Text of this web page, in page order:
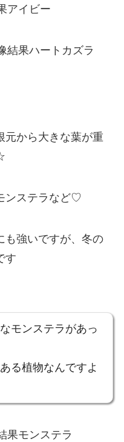
アイビー
ハートカズラ
元から大きな葉が重
ンステラなど♡
も強いですが、冬の
す
モンステラがあっ
る植物なんですよ
モンステラ